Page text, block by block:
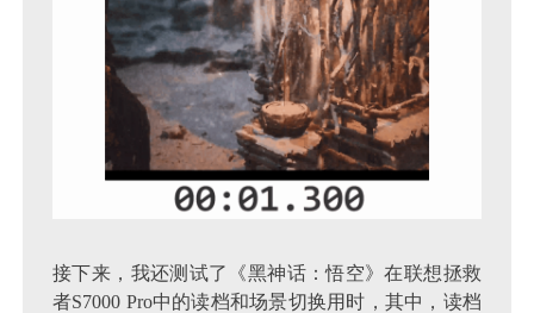
接下来，我还测试了《黑神话：悟空》在联想拯救
者S7000 Pro中的读档和场景切换用时，其中，读档